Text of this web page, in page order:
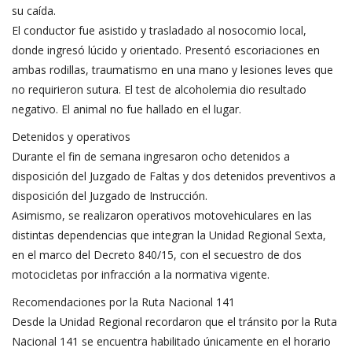
su caída.
El conductor fue asistido y trasladado al nosocomio local,
donde ingresó lúcido y orientado. Presentó escoriaciones en
ambas rodillas, traumatismo en una mano y lesiones leves que
no requirieron sutura. El test de alcoholemia dio resultado
negativo. El animal no fue hallado en el lugar.
Detenidos y operativos
Durante el fin de semana ingresaron ocho detenidos a
disposición del Juzgado de Faltas y dos detenidos preventivos a
disposición del Juzgado de Instrucción.
Asimismo, se realizaron operativos motovehiculares en las
distintas dependencias que integran la Unidad Regional Sexta,
en el marco del Decreto 840/15, con el secuestro de dos
motocicletas por infracción a la normativa vigente.
Recomendaciones por la Ruta Nacional 141
Desde la Unidad Regional recordaron que el tránsito por la Ruta
Nacional 141 se encuentra habilitado únicamente en el horario